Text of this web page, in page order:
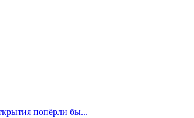
попёрли бы...